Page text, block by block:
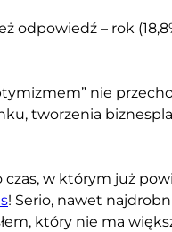
odpowiedź – rok
nie
tworzenia
czas, w którym już
! Serio, nawet
który nie ma